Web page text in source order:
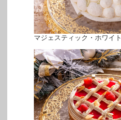
マジェスティック・ホワイト